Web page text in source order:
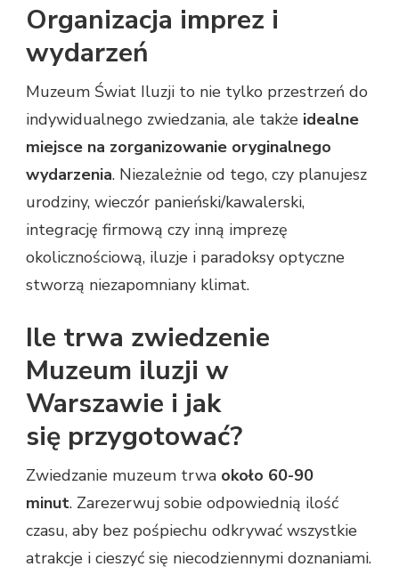
Organizacja imprez i
wydarzeń
Muzeum Świat Iluzji to nie tylko przestrzeń do
indywidualnego zwiedzania, ale także idealne
miejsce na zorganizowanie oryginalnego
wydarzenia. Niezależnie od tego, czy planujesz
urodziny, wieczór panieński/kawalerski,
integrację firmową czy inną imprezę
okolicznościową, iluzje i paradoksy optyczne
stworzą niezapomniany klimat.
Ile trwa zwiedzenie
Muzeum iluzji w
Warszawie i jak
się przygotować?
Zwiedzanie muzeum trwa około 60-90
minut. Zarezerwuj sobie odpowiednią ilość
czasu, aby bez pośpiechu odkrywać wszystkie
atrakcje i cieszyć się niecodziennymi doznaniami.